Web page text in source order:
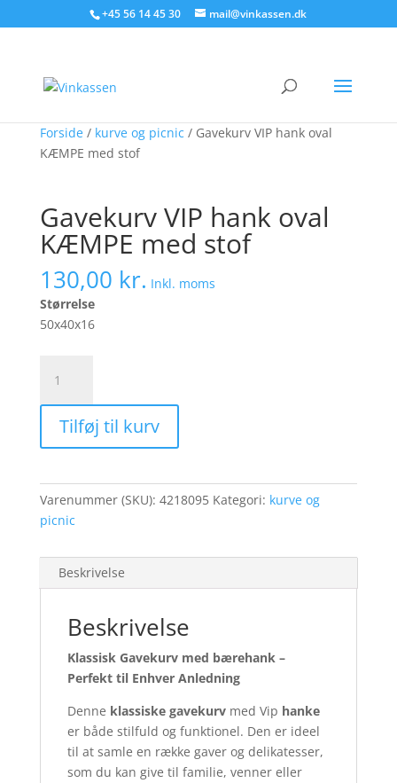
+45 56 14 45 30 mail@vinkassen.dk
Søg produkter - start med at skrive
Forside/ kurve og picnic / Gavekurv VIP hank oval
KÆMPE med stof
Gavekurv VIP hank oval
KÆMPE med stof
130,00 kr. Inkl. moms
Størrelse
50x40x16
hank
oval
KÆMPE
stof
antal
Tilføj til kurv
Varenummer (SKU): 4218095 Kategori: kurve og
picnic
Beskrivelse
Beskrivelse
Klassisk Gavekurv med bærehank –
Perfekt til Enhver Anledning
Denne klassiske gavekurvmed Vip hanke
er både stilfuld og funktionel. Den er ideel
til at samle en række gaver og delikatesser,
som du kan give til familie, venner eller